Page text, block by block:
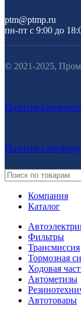
ptm@ptmp.ru
пн-пт с 9:00 до
© 2021-2025,
Политика возврата
Политика
Компания
Каталог
Фильтры
Трансмиссия
Тормозная
Ходовая
Автометизы
Автотовары